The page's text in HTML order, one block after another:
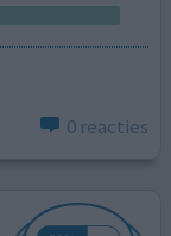
0 reacties